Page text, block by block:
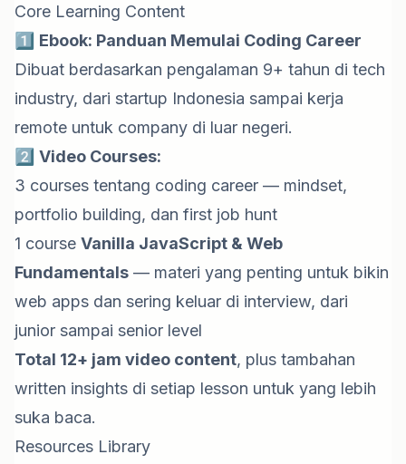
Core Learning Content
1️⃣ Ebook: Panduan Memulai Coding Career
Dibuat berdasarkan pengalaman 9+ tahun di tech
industry, dari startup Indonesia sampai kerja
remote untuk company di luar negeri.
2️⃣ Video Courses:
3 courses tentang coding career — mindset,
portfolio building, dan first job hunt
1 course Vanilla JavaScript & Web
Fundamentals — materi yang penting untuk bikin
web apps dan sering keluar di interview, dari
junior sampai senior level
Total 12+ jam video content, plus tambahan
written insights di setiap lesson untuk yang lebih
suka baca.
Resources Library